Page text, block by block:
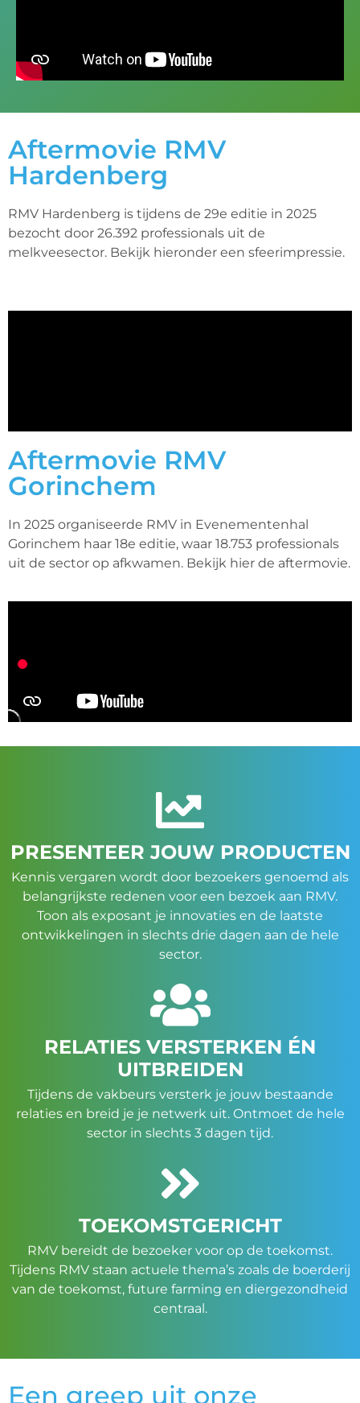
Aftermovie RMV
Hardenberg
RMV Hardenberg is tijdens de 29e editie in 2025
bezocht door 26.392 professionals uit de
melkveesector. Bekijk hieronder een sfeerimpressie.
Aftermovie RMV
Gorinchem
In 2025 organiseerde RMV in Evenementenhal
Gorinchem haar 18e editie, waar 18.753 professionals
uit de sector op afkwamen. Bekijk hier de aftermovie.
PRESENTEER JOUW PRODUCTEN
Kennis vergaren wordt door bezoekers genoemd als
belangrijkste redenen voor een bezoek aan RMV.
Toon als exposant je innovaties en de laatste
ontwikkelingen in slechts drie dagen aan de hele
sector.
RELATIES VERSTERKEN ÉN
UITBREIDEN
Tijdens de vakbeurs versterk je jouw bestaande
relaties en breid je je netwerk uit. Ontmoet de hele
sector in slechts 3 dagen tijd.
TOEKOMSTGERICHT
RMV bereidt de bezoeker voor op de toekomst.
Tijdens RMV staan actuele thema’s zoals de boerderij
van de toekomst, future farming en diergezondheid
centraal.
Een greep uit onze